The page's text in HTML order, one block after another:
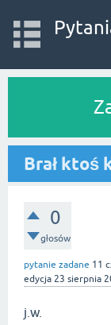
Brał ktoś
0
głosów
pytanie zadane 11
edycja 23 sierpnia
j.w.